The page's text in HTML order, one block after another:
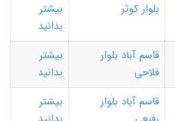
بلوار کوثر
بیشتر
بدانید
قاسم آباد بلوار
فلاحی
بیشتر
بدانید
قاسم آباد بلوار
بیشتر